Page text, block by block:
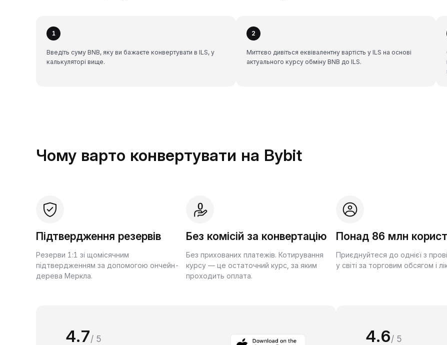
1
Введіть суму BNB, яку ви бажаєте конвертувати в ILS, у
калькуляторі вище.
2
Миттєво дивіться еквівалентну вартість у ILS на основі
актуального курсу обміну BNB до ILS.
Чому варто конвертувати на Bybit
Підтвердження резервів
Резерви 1:1 зі щомісячним
підтвердженням за допомогою ончейн-
дерева Меркла.
Без комісій за конвертацію
Без прихованих платежів. Котирування
курсу — це остаточний курс, за яким
проходить оплата.
Понад 86 млн
Приєднуйтеся до однієї з
у світі за торговим обсягом і
4.7/ 5 4.6/ 5